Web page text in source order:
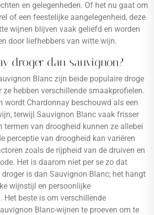
en gelegenheden. Of het nu gaat om
of een feestelijke aangelegenheid, deze
wijnen blijven vaak geliefd en worden
door liefhebbers van witte wijn.
droger dan sauvignon?
Blanc zijn beide populaire droge
hebben verschillende smaakprofielen.
wordt Chardonnay beschouwd als een
terwijl Sauvignon Blanc vaak frisser
termen van droogheid kunnen ze allebei
perceptie van droogheid kan variëren
zoals de rijpheid van de druiven en
Het is daarom niet per se zo dat
is dan Sauvignon Blanc; het hangt
wijnstijl en persoonlijke
Het beste is om verschillende
Blanc-wijnen te proeven om te